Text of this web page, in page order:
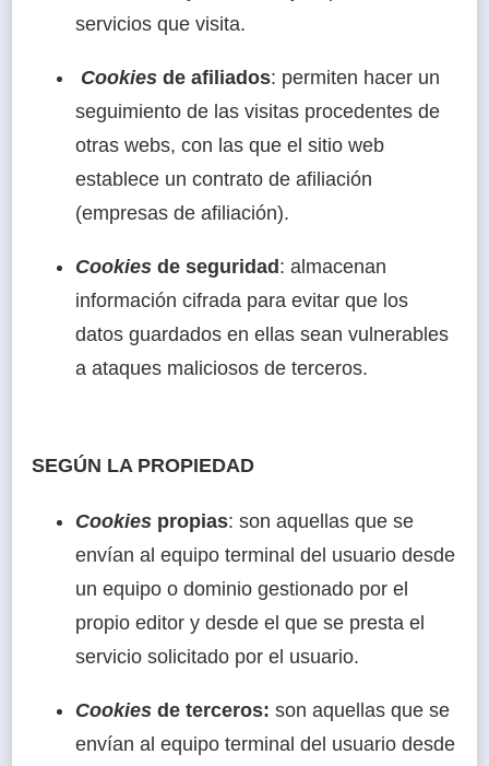
servicios que visita.
Cookies de afiliados: permiten hacer un
seguimiento de las visitas procedentes de
otras webs, con las que el sitio web
establece un contrato de afiliación
(empresas de afiliación).
Cookies de seguridad : almacenan
información cifrada para evitar que los
datos guardados en ellas sean vulnerables
a ataques maliciosos de terceros.
SEGÚN LA PROPIEDAD
Cookies propias: son aquellas que se
envían al equipo terminal del usuario desde
un equipo o dominio gestionado por el
propio editor y desde el que se presta el
servicio solicitado por el usuario.
Cookies de terceros: son aquellas que se
envían al equipo terminal del usuario desde